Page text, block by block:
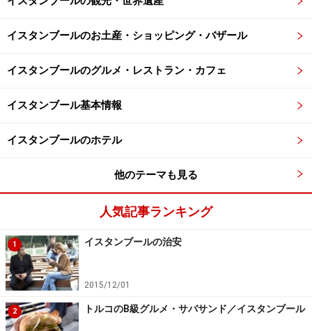
あらゆるところに注意書きが出ているほど、本当に濡れてツ
ルツルの床なので、要注意
には魚も泳いでいます。歩道が設置されているので、そ
こを歩いて内部奥まで行けるようになっていますが、湿
気のせいか路面は常に濡れていて滑りやすいので、要注
意です。
これ一本だけ他と模様が異なり、ライトアップされています
途中左手には、ライトアップされた「涙の柱」と呼ばれ
る柱が一本あります。柱のモチーフが、逆向きの涙のし
ずく模様な上に、常にしっとりと濡れているからこう呼
イスタンブールのお土産・ショッピング・バザール
イスタンブールのグルメ・レストラン・カフェ
イスタンブール基本情報
イスタンブールのホテル
他のテーマも見る
人気記事ランキング
1 イスタンブールの治安
2015/12/01
2 トルコのB級グルメ・サバサンド／イスタンブール